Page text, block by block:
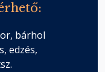
bárhol
edzés,